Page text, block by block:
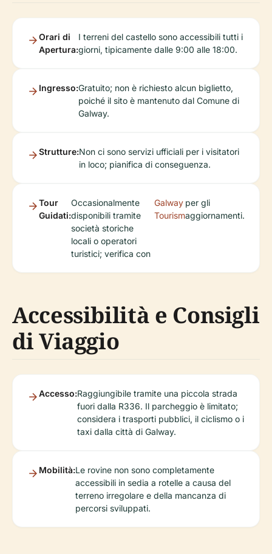
Orari di
Apertura:
I terreni del castello sono accessibili tutti i
giorni, tipicamente dalle 9:00 alle 18:00.
Ingresso:Gratuito; non è richiesto alcun biglietto,
poiché il sito è mantenuto dal Comune di
Galway.
Strutture:Non ci sono servizi ufficiali per i visitatori
in loco; pianifica di conseguenza.
Tour
Guidati:
Occasionalmente
disponibili tramite
società storiche
locali o operatori
turistici; verifica con
Galway
Tourism
per gli
aggiornamenti.
Accessibilità e Consigli
di Viaggio
Accesso:Raggiungibile tramite una piccola strada
fuori dalla R336. Il parcheggio è limitato;
considera i trasporti pubblici, il ciclismo o i
taxi dalla città di Galway.
Mobilità:Le rovine non sono completamente
accessibili in sedia a rotelle a causa del
terreno irregolare e della mancanza di
percorsi sviluppati.